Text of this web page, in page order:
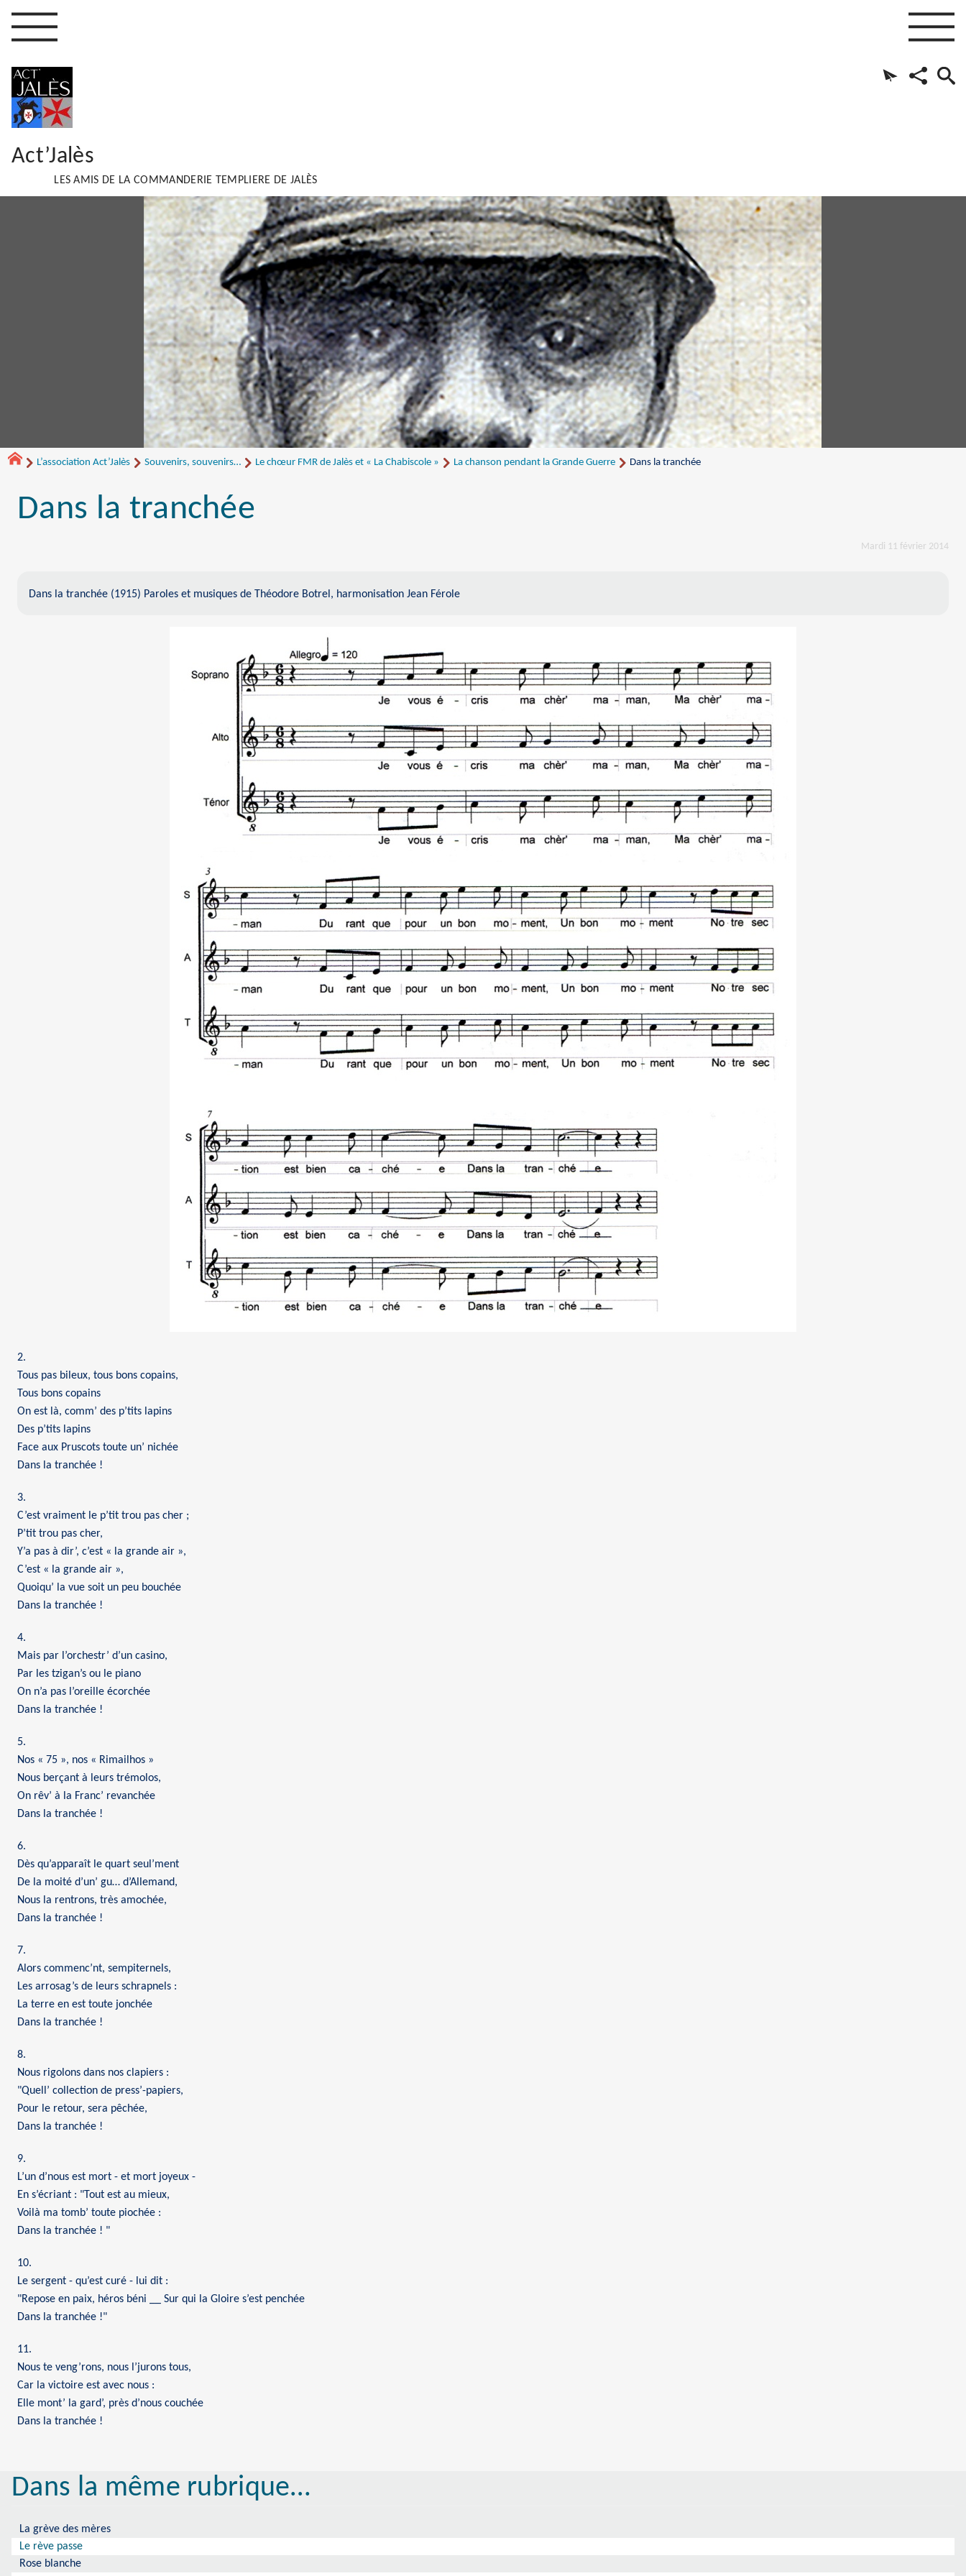
Act’Jalès
LES AMIS DE LA COMMANDERIE TEMPLIERE DE JALÈS
L’association Act’Jalès Souvenirs, souvenirs… Le chœur FMR de Jalès et « La Chabiscole » La chanson pendant la Grande Guerre Dans la tranchée
Dans la tranchée
Mardi 11 février 2014
Dans la tranchée (1915) Paroles et musiques de Théodore Botrel, harmonisation Jean Férole
2.
Tous pas bileux, tous bons copains,
Tous bons copains
On est là, comm’ des p’tits lapins
Des p’tits lapins
Face aux Pruscots toute un’ nichée
Dans la tranchée !
3.
C’est vraiment le p’tit trou pas cher ;
P’tit trou pas cher,
Y’a pas à dir’, c’est « la grande air »,
C’est « la grande air »,
Quoiqu’ la vue soit un peu bouchée
Dans la tranchée !
4.
Mais par l’orchestr’ d’un casino,
Par les tzigan’s ou le piano
On n’a pas l’oreille écorchée
Dans la tranchée !
5.
Nos « 75 », nos « Rimailhos »
Nous berçant à leurs trémolos,
On rêv’ à la Franc’ revanchée
Dans la tranchée !
6.
Dès qu’apparaît le quart seul’ment
De la moité d’un’ gu… d’Allemand,
Nous la rentrons, très amochée,
Dans la tranchée !
7.
Alors commenc’nt, sempiternels,
Les arrosag’s de leurs schrapnels :
La terre en est toute jonchée
Dans la tranchée !
8.
Nous rigolons dans nos clapiers :
"Quell’ collection de press’-papiers,
Pour le retour, sera pêchée,
Dans la tranchée !
9.
L’un d’nous est mort - et mort joyeux -
En s’écriant : "Tout est au mieux,
Voilà ma tomb’ toute piochée :
Dans la tranchée ! "
10.
Le sergent - qu’est curé - lui dit :
"Repose en paix, héros béni __ Sur qui la Gloire s’est penchée
Dans la tranchée !"
11.
Nous te veng’rons, nous l’jurons tous,
Car la victoire est avec nous :
Elle mont’ la gard’, près d’nous couchée
Dans la tranchée !
Dans la même rubrique…
La grève des mères
Le rève passe
Rose blanche